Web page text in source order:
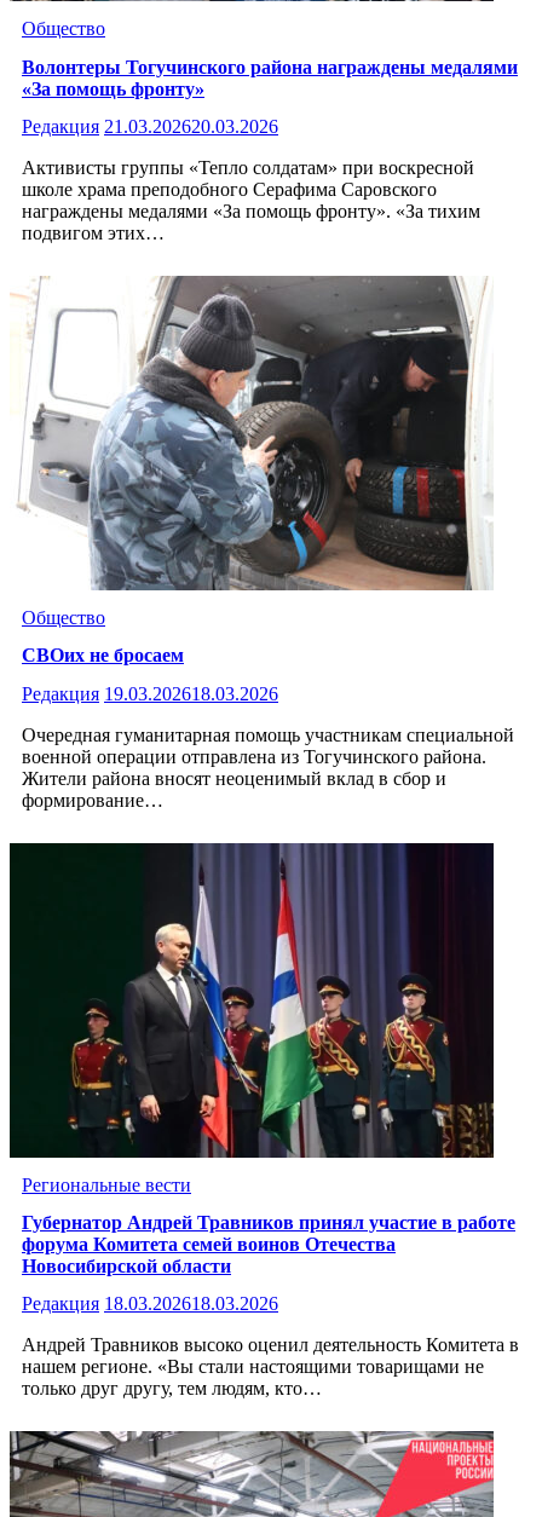
Общество
Волонтеры Тогучинского района награждены медалями
«За помощь фронту»
Редакция 21.03.202620.03.2026
Активисты группы «Тепло солдатам» при воскресной
школе храма преподобного Серафима Саровского
награждены медалями «За помощь фронту». «За тихим
подвигом этих…
Общество
СВОих не бросаем
Редакция 19.03.202618.03.2026
Очередная гуманитарная помощь участникам специальной
военной операции отправлена из Тогучинского района.
Жители района вносят неоценимый вклад в сбор и
формирование…
Региональные вести
Губернатор Андрей Травников принял участие в работе
форума Комитета семей воинов Отечества
Новосибирской области
Редакция 18.03.202618.03.2026
Андрей Травников высоко оценил деятельность Комитета в
нашем регионе. «Вы стали настоящими товарищами не
только друг другу, тем людям, кто…